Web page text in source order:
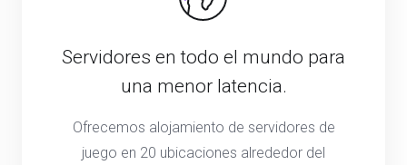
Servidores en todo el mundo para
una menor latencia.
Ofrecemos alojamiento de servidores de
juego en 20 ubicaciones alrededor del